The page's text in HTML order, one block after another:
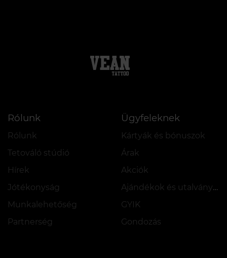
Rólunk
Rólunk
Tetováló stúdió
Hírek
Jótékonyság
Munkalehetőség
Partnerség
Ügyfeleknek
Kártyák és bónuszok
Árak
Akciók
Ajándékok és utalványok
GYIK
Gondozás